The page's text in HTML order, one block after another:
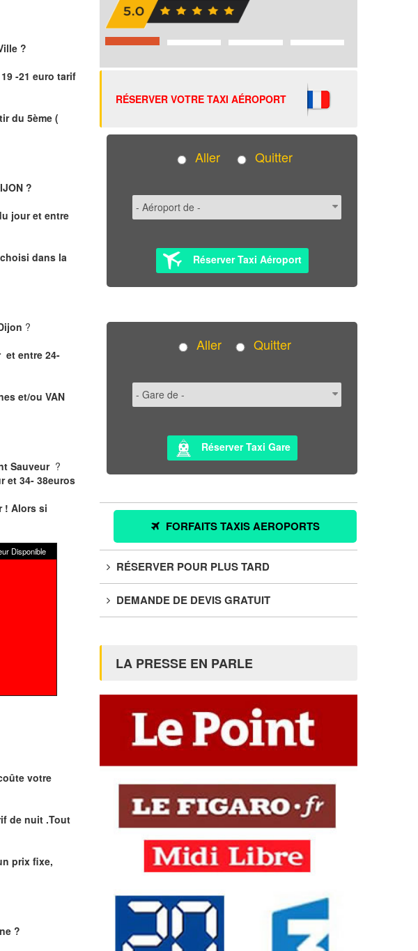
?
-21 euro tarif
du 5ème (
?
jour et entre
dans la
?
et entre 24-
et/ou VAN
Sauveur ?
et 34- 38euros
! Alors si
Disponible
votre
de nuit .Tout
prix fixe,
?
RÉSERVER VOTRE TAXI AÉROPORT
Aller Quitter
Réserver Taxi Aéroport
Aller Quitter
Réserver Taxi Gare
FORFAITS TAXIS AEROPORTS
RÉSERVER POUR PLUS TARD
DEMANDE DE DEVIS GRATUIT
LA PRESSE EN PARLE